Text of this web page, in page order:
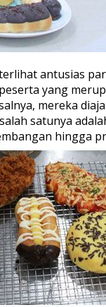
antusias
yang
mereka
satunya
hingga